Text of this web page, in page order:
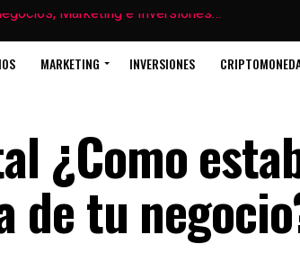
MARKETING INVERSIONES
¿Como
de tu